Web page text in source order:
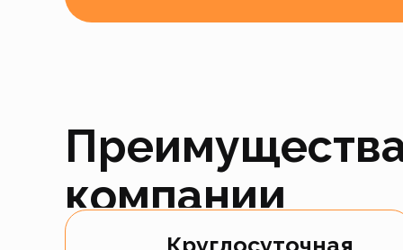
компании
Круглосуточная